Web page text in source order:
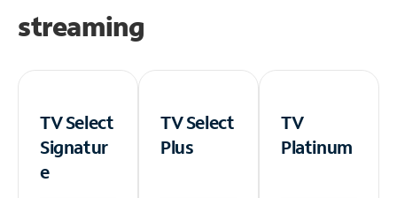
streaming
TV Select
Signatur
e
TV Select
Plus
TV
Platinum